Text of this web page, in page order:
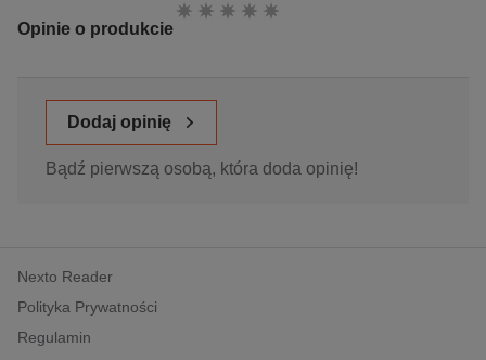
Opinie o produkcie
Ocena:
Dodaj opinię
Bądź pierwszą osobą, która doda opinię!
Nexto Reader
Polityka Prywatności
Regulamin